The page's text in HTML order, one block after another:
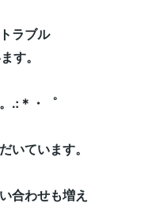
ラブル
す。
.:＊・゜
いています。
合わせも増え